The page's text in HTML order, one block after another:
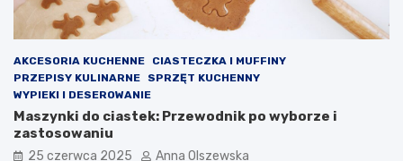
AKCESORIA KUCHENNE
CIASTECZKA I MUFFINY
PRZEPISY KULINARNE
SPRZĘT KUCHENNY
WYPIEKI I DESEROWANIE
Maszynki do ciastek: Przewodnik po wyborze i
zastosowaniu
25 czerwca 2025 Anna Olszewska